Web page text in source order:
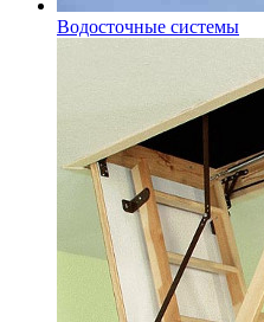
Водосточные системы